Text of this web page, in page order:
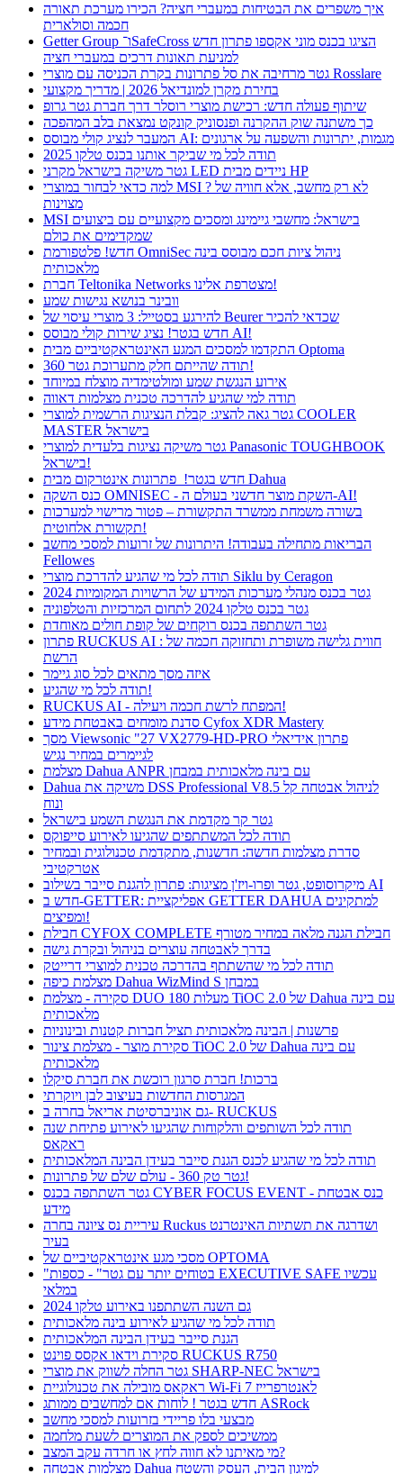
איך משפרים את הבטיחות במעברי חציה? הכירו מערכת תאורה
חכמה וסולארית
Getter Group ו־SafeCross הציגו בכנס מוני אקספו פתרון חדש
למניעת תאונות דרכים במעברי חציה
גטר מרחיבה את סל פתרונות בקרת הכניסה עם מוצרי Rosslare
בחירת מקרן למונדיאל 2026 | מדריך מקצועי
שיתוף פעולה חדש: רכישת מוצרי רוסלר דרך חברת גטר גרופ
כך משתנה שוק ההקרנה ופנסוניק קונקט נמצאת בלב המהפכה
המעבר לנציג קולי מבוסס AI: מגמות, יתרונות והשפעה על ארגונים
תודה לכל מי שביקר אותנו בכנס טלקו 2025
גטר משיקה בישראל מקרני LED ניידים מבית HP
למה כדאי לבחור במוצרי MSI ? לא רק מחשב, אלא חוויה של
מצוינות
MSI בישראל: מחשבי גיימינג ומסכים מקצועיים עם ביצועים
שמקדימים את כולם
חדש! פלטפורמת OmniSec ניהול ציות חכם מבוסס בינה
מלאכותית
חברת Teltonika Networks מצטרפת אלינו!
וובינר בנושא נגישות שמע
להירגע בסטייל: 3 מוצרי עיסוי של Beurer שכדאי להכיר
חדש בגטר! נציג שירות קולי מבוסס AI!
התקדמו למסכים המגע האינטראקטיביים מבית Optoma
תודה שהייתם חלק מתערוכת גטר 360!
אירוע הנגשת שמע ומולטימדיה מוצלח במיוחד
תודה למי שהגיע להדרכה טכנית מצלמות דאווה
גטר גאה להציג: קבלת הנציגות הרשמית למוצרי COOLER
MASTER בישראל
גטר משיקה נציגות בלעדית למוצרי Panasonic TOUGHBOOK
בישראל!
חדש בגטר! פתרונות אינטרקום מבית Dahua
כנס השקה OMNISEC - השקת מוצר חדשני בעולם ה-AI!
בשורה משמחת ממשרד התקשורת – פטור מרישוי למערכות
תקשורת אלחוטית!
הבריאות מתחילה בעבודה! היתרונות של זרועות למסכי מחשב
Fellowes
תודה לכל מי שהגיע להדרכת מוצרי Siklu by Ceragon
גטר בכנס מנהלי מערכות המידע של הרשויות המקומיות 2024
גטר בכנס טלקו 2024 לתחום המרכזיות והטלפוניה
גטר השתתפה בכנס רוקחים של קופת חולים מאוחדת
פתרון RUCKUS AI : חווית גלישה משופרת ותחזוקה חכמה של
הרשת
איזה מסך מתאים לכל סוג גיימר
תודה לכל מי שהגיע!
RUCKUS AI - המפתח לרשת חכמה ויעילה!
סדנת מומחים באבטחת מידע Cyfox XDR Mastery
מסך Viewsonic "27 VX2779-HD-PRO פתרון אידיאלי
לגיימרים במחיר נגיש
מצלמת Dahua ANPR עם בינה מלאכותית במבחן
Dahua משיקה את DSS Professional V8.5 לניהול אבטחה קל
ונוח
גטר קר מקדמת את הנגשת השמע בישראל
תודה לכל המשתתפים שהגיעו לאירוע סייפוקס
סדרת מצלמות חדשה: חדשנות, מתקדמת טכנולוגית ובמחיר
אטרקטיבי
מיקרוסופט, גטר ופרו-ויז'ן מציגות: פתרון להגנת סייבר בשילוב AI
חדש ב-GETTER: אפליקציית GETTER DAHUA למתקינים
ומפיצים!
חבילת CYFOX COMPLETE חבילת הגנה מלאה במחיר מטורף
בדרך לאבטחה עוצרים בניהול ובקרת גישה
תודה לכל מי שהשתתף בהדרכה טכנית למוצרי דרייטק
מצלמת כיפה Dahua WizMind S במבחן
סקירה - מצלמת DUO 180 מעלות TiOC 2.0 של Dahua עם בינה
מלאכותית
פרשנות | הבינה מלאכותית תציל חברות קטנות ובינוניות
סקירת מוצר - מצלמת צינור TiOC 2.0 של Dahua עם בינה
מלאכותית
ברכות! חברת סרגון רוכשת את חברת סיקלו
המגרסות החדשות בעיצוב לבן ויוקרתי
גם אוניברסיטת אריאל בחרה ב- RUCKUS
תודה לכל השותפים והלקוחות שהגיעו לאירוע פתיחת שנה
ראקאס
תודה לכל מי שהגיע לכנס הגנת סייבר בעידן הבינה המלאכותית
גטר טק 360 - עולם שלם של פתרונות!
גטר השתתפה בכנס CYBER FOCUS EVENT - כנס אבטחת
מידע
עיריית נס ציונה בחרה Ruckus ושדרגה את תשתיות האינטרנט
בעיר
מסכי מגע אינטראקטיביים של OPTOMA
"בטוחים יותר עם גטר" - כספות EXECUTIVE SAFE עכשיו
במלאי
גם השנה השתתפנו באירוע טלקו 2024
תודה לכל מי שהגיע לאירוע בינה מלאכותית
הגנת סייבר בעידן הבינה המלאכותית
סקירת וידאו אקסס פוינט RUCKUS R750
גטר החלה לשווק את מוצרי SHARP-NEC בישראל
ראקאס מובילה את טכנולוגיית Wi-Fi 7 לאנטרפרייז
חדש בגטר ! לוחות אם למחשבים ממותג ASRock
מבצעי בלו פריידי בזרועות למסכי מחשב
ממשיכים לספק את המוצרים לשעת מלחמה
מי מאיתנו לא חווה לחץ או חרדה עקב המצב?
מצלמות אבטחה Dahua למיגון הבית, העסק והשטח